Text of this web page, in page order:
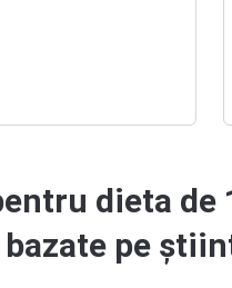
dieta de
pe